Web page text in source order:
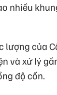
nhiều
lượng của
và xử lý
độ cồn.